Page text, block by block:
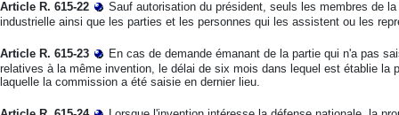
Article R. 615-22
Sauf autorisation du président, seuls les membres de
industrielle ainsi que les parties et les personnes qui les assistent ou les
Article R. 615-23
En cas de demande émanant de la partie qui n'a pas
relatives à la même invention, le délai de six mois dans lequel est établie la
laquelle la commission a été saisie en dernier lieu.